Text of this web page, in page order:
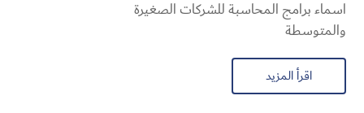
اسماء برامج المحاسبة للشركات الصغيرة
والمتوسطة
اقرأ المزيد